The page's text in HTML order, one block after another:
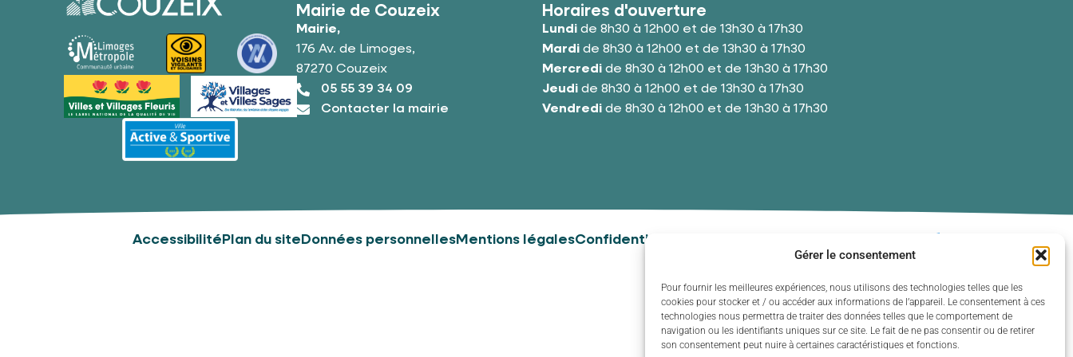
Gérer le consentement
Pour fournir les meilleures expériences, nous utilisons des technologies telles que les
cookies pour stocker et / ou accéder aux informations de l’appareil. Le consentement à ces
technologies nous permettra de traiter des données telles que le comportement de
navigation ou les identifiants uniques sur ce site. Le fait de ne pas consentir ou de retirer
son consentement peut nuire à certaines caractéristiques et fonctions.
Mairie de Couzeix
Mairie,
176 Av. de Limoges,
87270 Couzeix
05 55 39 34 09
Contacter la mairie
Horaires d'ouverture
Lundide 8h30 à 12h00 et de 13h30 à 17h30
Mardide 8h30 à 12h00 et de 13h30 à 17h30
Mercredide 8h30 à 12h00 et de 13h30 à 17h30
Jeudide 8h30 à 12h00 et de 13h30 à 17h30
Vendredide 8h30 à 12h00 et de 13h30 à 17h30
Accessibilité Plan du site Données personnellesMentions légalesConfidentialité